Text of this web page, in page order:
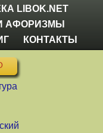
LIBOK.NET
АФОРИЗМЫ
КОНТАКТЫ